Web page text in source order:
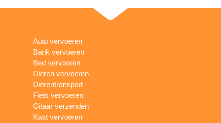
Auto vervoeren
Bank vervoeren
Bed vervoeren
Dieren vervoeren
Dierentransport
Fiets vervoeren
Gitaar verzenden
Kast vervoeren